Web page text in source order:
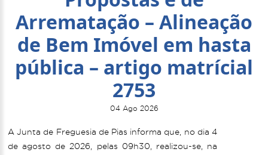
Arrematação – Alineação
de Bem Imóvel em hasta
pública – artigo matrícial
2753
04 Ago 2026
A Junta de Freguesia de Pias informa que, no dia 4
de agosto de 2026, pelas 09h30, realizou-se, na